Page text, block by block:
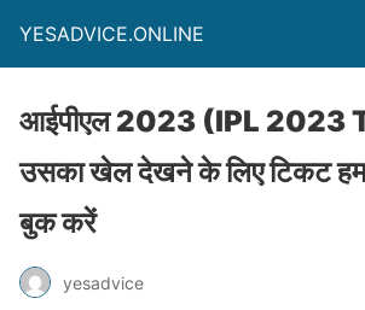
YESADVICE.ONLINE
आईपीएल 2023 (IPL 2023
उसका खेल देखने के लिए टिकट
बुक करें
yesadvice